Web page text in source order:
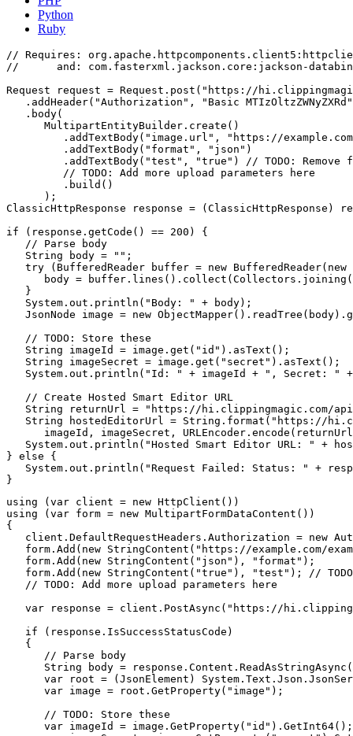
Python
Ruby
// Requires:
//      and: com.fasterxml.jackson.core:jackson-
Request request = Request.post("https://
.addHeader("Authorization", "Basic
   .body(
      MultipartEntityBuilder.create()
.addTextBody("image.url", "https://
         .addTextBody("format", "json")
.addTextBody("test", "true") // TODO: Remove
         // TODO: Add more upload parameters here
         .build()
      );
ClassicHttpResponse response = (ClassicHttpResponse)
if (response.getCode() == 200) {
   // Parse body
   String body = "";
try (BufferedReader buffer = new
body =
   }
   System.out.println("Body: " + body);
JsonNode image = new
   // TODO: Store these
   String imageId = image.get("id").asText();
   String imageSecret = image.get("secret").asText();
System.out.println("Id: " + imageId + ", Secret: "
   // Create Hosted Smart Editor URL
String returnUrl = "https://hi.clippingmagic.com/
String hostedEditorUrl = String.format("https://
imageId, imageSecret,
System.out.println("Hosted Smart Editor URL: " +
} else {
System.out.println("Request Failed: Status: " +
using (var client = new HttpClient())
using (var form = new MultipartFormDataContent())
{
client.DefaultRequestHeaders.Authorization = new
form.Add(new StringContent("https://example.com/
   form.Add(new StringContent("json"), "format");
form.Add(new StringContent("true"), "test"); //
   // TODO: Add more upload parameters here
var response = client.PostAsync("https://
   if (response.IsSuccessStatusCode)
   {
      // Parse body
String body =
var root = (JsonElement)
      var image = root.GetProperty("image");
      // TODO: Store these
      var imageId = image.GetProperty("id").GetInt64();